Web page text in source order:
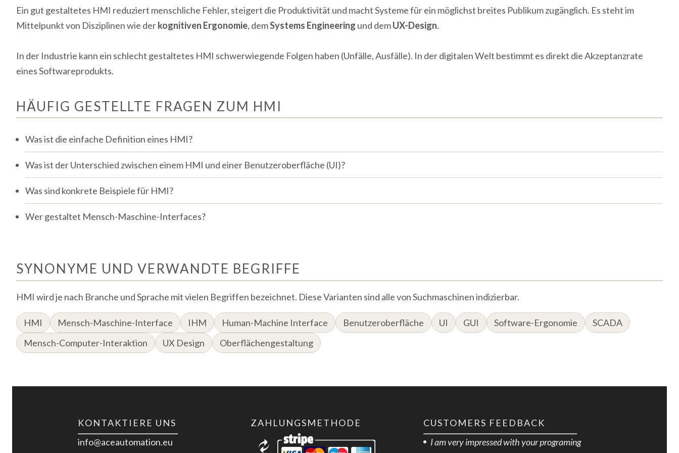
Ein gut gestaltetes HMI reduziert menschliche Fehler, steigert die Produktivität und macht Systeme für ein möglichst breites Publikum zugänglich. Es steht im
Mittelpunkt von Disziplinen wie derkognitiven Ergonomie, demSystems Engineering und demUX-Design.
In der Industrie kann ein schlecht gestaltetes HMI schwerwiegende Folgen haben (Unfälle, Ausfälle). In der digitalen Welt bestimmt es direkt die Akzeptanzrate
eines Softwareprodukts.
HÄUFIG GESTELLTE FRAGEN ZUM HMI
Was ist die einfache Definition eines HMI?
Was ist der Unterschied zwischen einem HMI und einer Benutzeroberfläche (UI)?
Was sind konkrete Beispiele für HMI?
Wer gestaltet Mensch-Maschine-Interfaces?
SYNONYME UND VERWANDTE BEGRIFFE
HMI wird je nach Branche und Sprache mit vielen Begriffen bezeichnet. Diese Varianten sind alle von Suchmaschinen indizierbar.
HMI Mensch-Maschine-Interface IHM Human-Machine Interface Benutzeroberfläche UI GUI Software-Ergonomie
SCADA
Mensch-Computer-Interaktion
UX Design Oberflächengestaltung
KONTAKTIERE UNS
info@aceautomation.eu
ZAHLUNGSMETHODE
CUSTOMERS FEEDBACK
I am very impressed with your programing